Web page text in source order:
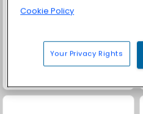
Cookie Policy
Your Privacy Rights